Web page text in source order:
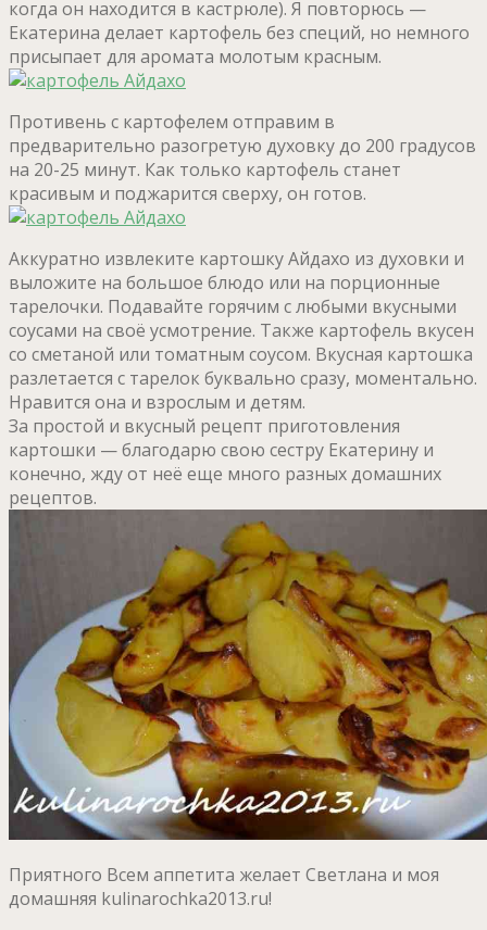
когда он находится в кастрюле). Я повторюсь —
Екатерина делает картофель без специй, но немного
присыпает для аромата молотым красным.
Противень с картофелем отправим в
предварительно разогретую духовку до 200 градусов
на 20-25 минут. Как только картофель станет
красивым и поджарится сверху, он готов.
Аккуратно извлеките картошку Айдахо из духовки и
выложите на большое блюдо или на порционные
тарелочки. Подавайте горячим с любыми вкусными
соусами на своё усмотрение. Также картофель вкусен
со сметаной или томатным соусом. Вкусная картошка
разлетается с тарелок буквально сразу, моментально.
Нравится она и взрослым и детям.
За простой и вкусный рецепт приготовления
картошки — благодарю свою сестру Екатерину и
конечно, жду от неё еще много разных домашних
рецептов.
Приятного Всем аппетита желает Светлана и моя
домашняя kulinarochka2013.ru!